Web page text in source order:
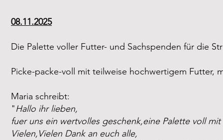
08.11.2025
Die Palette voller Futter- und Sachspenden für die
Picke-packe-voll mit teilweise hochwertigem Futter,
Maria schreibt:
"Hallo ihr lieben,
fuer uns ein wertvolles geschenk,eine Palette voll
Vielen,Vielen Dank an euch alle,